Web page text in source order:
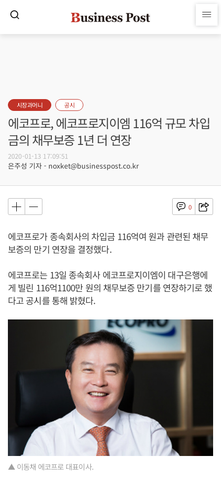
시장과머니 공시
에코프로, 에코프로지이엠 116억 규모 차입
금의 채무보증 1년 더 연장
2020-01-13 17:09:51
은주성 기자 - noxket@businesspost.co.kr
0
에코프로가 종속회사의 차입금 116억여 원과 관련된 채무
보증의 만기 연장을 결정했다.
에코프로는 13일 종속회사 에코프로지이엠이 대구은행에
게 빌린 116억1100만 원의 채무보증 만기를 연장하기로 했
다고 공시를 통해 밝혔다.
▲ 이동채 에코프로 대표이사.